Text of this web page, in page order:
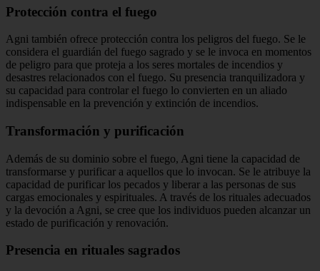
Protección contra el fuego
Agni también ofrece protección contra los peligros del fuego. Se le
considera el guardián del fuego sagrado y se le invoca en momentos
de peligro para que proteja a los seres mortales de incendios y
desastres relacionados con el fuego. Su presencia tranquilizadora y
su capacidad para controlar el fuego lo convierten en un aliado
indispensable en la prevención y extinción de incendios.
Transformación y purificación
Además de su dominio sobre el fuego, Agni tiene la capacidad de
transformarse y purificar a aquellos que lo invocan. Se le atribuye la
capacidad de purificar los pecados y liberar a las personas de sus
cargas emocionales y espirituales. A través de los rituales adecuados
y la devoción a Agni, se cree que los individuos pueden alcanzar un
estado de purificación y renovación.
Presencia en rituales sagrados